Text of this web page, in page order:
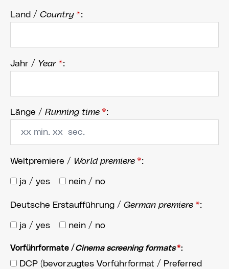
Land / Country *:
Jahr / Year *:
Länge / Running time *:
Weltpremiere / World premiere *:
ja / yes nein / no
Deutsche Erstaufführung / German premiere *:
ja / yes nein / no
Vorführformate /Cinema screening formats*:
DCP (bevorzugtes Vorführformat / Preferred